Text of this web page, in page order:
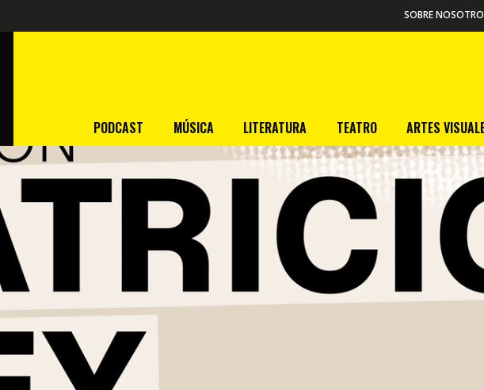
SOBRE
PODCAST MÚSICA LITERATURA TEATRO ARTES